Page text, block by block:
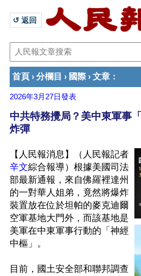
↺ 返回
首頁 › 分欄目 › 國際› 文章 ：
2026年3月27日發表
中共特務攪局？美中東軍事
炸彈
【人民報消息】（人民報記者
辛文綜合報導）根據美國司法
部最新通報，來自佛羅裡達州
的一對華人姐弟，竟然將爆炸
裝置放在位於坦帕的麥克迪爾
空軍基地大門外，而該基地是
美軍在中東軍事行動的「神經
中樞」。
目前，國土安全部和聯邦調查